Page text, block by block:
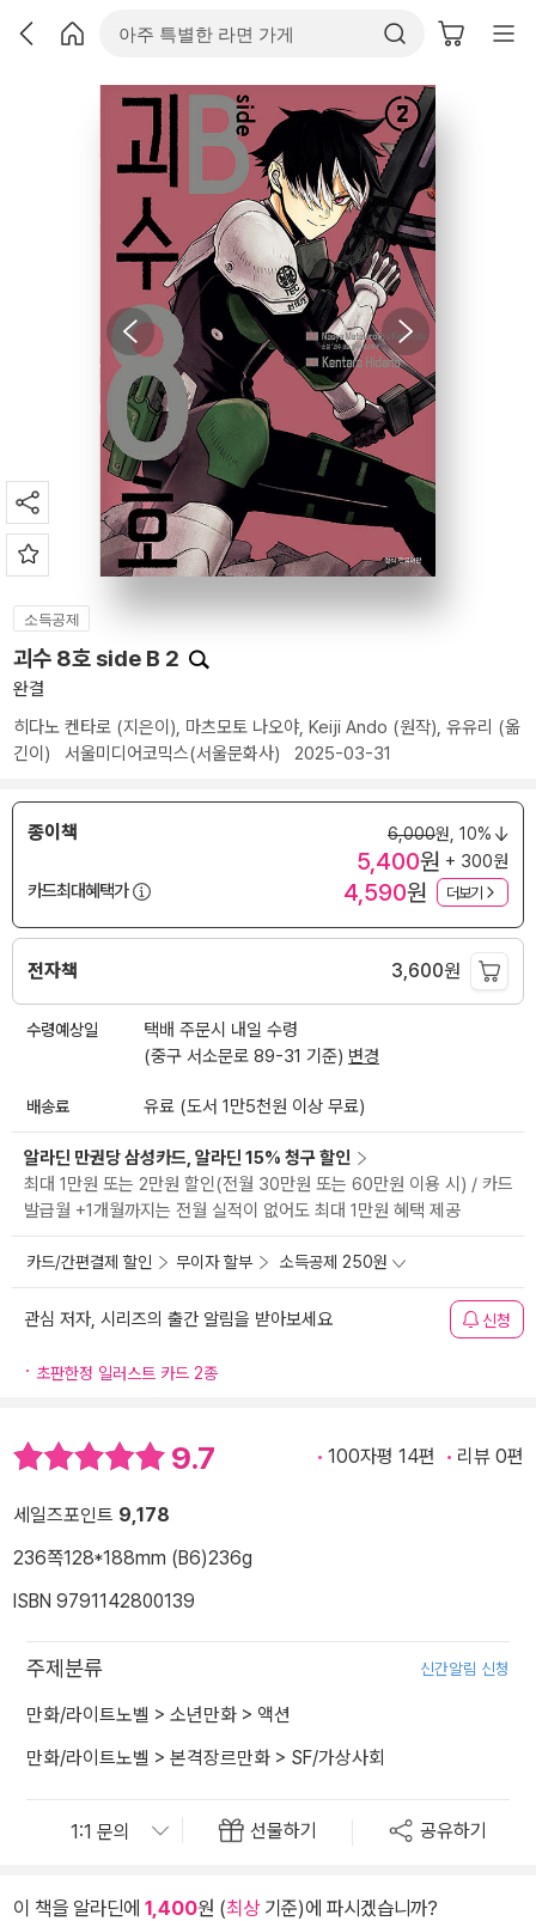
소득공제
괴수 8호 side B 2
완결
히다노 켄타로 (지은이), 마츠모토 나오야, Keiji Ando (원작), 유유리 (옮
긴이) 서울미디어코믹스(서울문화사) 2025-03-31
종이책 6,000원, 10%
5,400원 + 300원
카드최대혜택가
4,590원 더보기
전자책 3,600원
수령예상일
택배 주문시 내일 수령
(중구 서소문로 89-31 기준) 변경
배송료 유료 (도서 1만5천원 이상 무료)
알라딘 만권당 삼성카드, 알라딘 15% 청구 할인
최대 1만원 또는 2만원 할인(전월 30만원 또는 60만원 이용 시) / 카드
발급월 +1개월까지는 전월 실적이 없어도 최대 1만원 혜택 제공
카드/간편결제 할인 무이자 할부 소득공제 250원
관심 저자, 시리즈의 출간 알림을 받아보세요 신청
초판한정 일러스트 카드 2종
9.7 100자평 14편 리뷰 0편
세일즈포인트 9,178
236쪽128*188mm (B6)236g
ISBN 9791142800139
주제분류 신간알림 신청
만화/라이트노벨 > 소년만화 > 액션
만화/라이트노벨 > 본격장르만화 > SF/가상사회
선물하기 공유하기
이 책을 알라딘에 1,400원 (최상기준)에 파시겠습니까?